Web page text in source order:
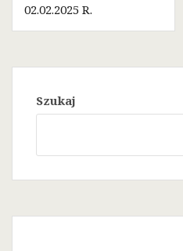
02.02.2025 R.
Szukaj